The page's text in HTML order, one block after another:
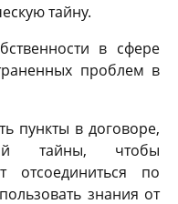
тайну.
в сфере
проблем в
пункты в договоре,
тайны, чтобы
отсоединиться по
знания от